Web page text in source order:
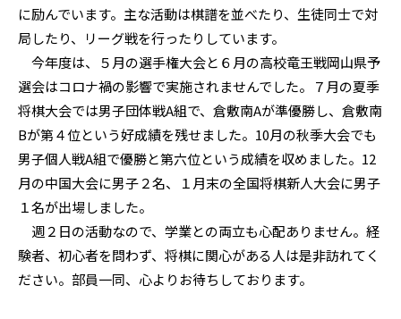
に励んでいます。主な活動は棋譜を並べたり、生徒同士で対
局したり、リーグ戦を行ったりしています。
今年度は、５月の選手権大会と６月の高校竜王戦岡山県予
選会はコロナ禍の影響で実施されませんでした。７月の夏季
将棋大会では男子団体戦A組で、倉敷南Aが準優勝し、倉敷南
Bが第４位という好成績を残せました。10月の秋季大会でも
男子個人戦A組で優勝と第六位という成績を収めました。12
月の中国大会に男子２名、１月末の全国将棋新人大会に男子
１名が出場しました。
週２日の活動なので、学業との両立も心配ありません。経
験者、初心者を問わず、将棋に関心がある人は是非訪れてく
ださい。部員一同、心よりお待ちしております。